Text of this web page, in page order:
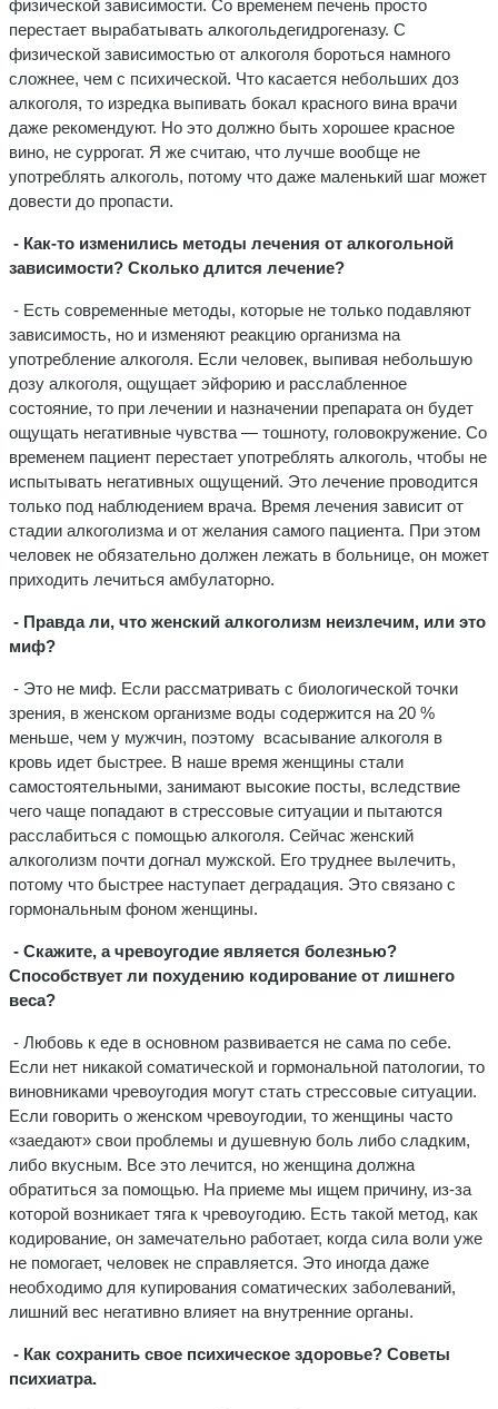
физической зависимости. Со временем печень просто
перестает вырабатывать алкогольдегидрогеназу. С
физической зависимостью от алкоголя бороться намного
сложнее, чем с психической. Что касается небольших доз
алкоголя, то изредка выпивать бокал красного вина врачи
даже рекомендуют. Но это должно быть хорошее красное
вино, не суррогат. Я же считаю, что лучше вообще не
употреблять алкоголь, потому что даже маленький шаг может
довести до пропасти.
- Как-то изменились методы лечения от алкогольной
зависимости? Сколько длится лечение?
- Есть современные методы, которые не только подавляют
зависимость, но и изменяют реакцию организма на
употребление алкоголя. Если человек, выпивая небольшую
дозу алкоголя, ощущает эйфорию и расслабленное
состояние, то при лечении и назначении препарата он будет
ощущать негативные чувства — тошноту, головокружение. Со
временем пациент перестает употреблять алкоголь, чтобы не
испытывать негативных ощущений. Это лечение проводится
только под наблюдением врача. Время лечения зависит от
стадии алкоголизма и от желания самого пациента. При этом
человек не обязательно должен лежать в больнице, он может
приходить лечиться амбулаторно.
- Правда ли, что женский алкоголизм неизлечим, или это
миф?
- Это не миф. Если рассматривать с биологической точки
зрения, в женском организме воды содержится на 20 %
меньше, чем у мужчин, поэтому всасывание алкоголя в
кровь идет быстрее. В наше время женщины стали
самостоятельными, занимают высокие посты, вследствие
чего чаще попадают в стрессовые ситуации и пытаются
расслабиться с помощью алкоголя. Сейчас женский
алкоголизм почти догнал мужской. Его труднее вылечить,
потому что быстрее наступает деградация. Это связано с
гормональным фоном женщины.
- Скажите, а чревоугодие является болезнью?
Способствует ли похудению кодирование от лишнего
веса?
- Любовь к еде в основном развивается не сама по себе.
Если нет никакой соматической и гормональной патологии, то
виновниками чревоугодия могут стать стрессовые ситуации.
Если говорить о женском чревоугодии, то женщины часто
«заедают» свои проблемы и душевную боль либо сладким,
либо вкусным. Все это лечится, но женщина должна
обратиться за помощью. На приеме мы ищем причину, из-за
которой возникает тяга к чревоугодию. Есть такой метод, как
кодирование, он замечательно работает, когда сила воли уже
не помогает, человек не справляется. Это иногда даже
необходимо для купирования соматических заболеваний,
лишний вес негативно влияет на внутренние органы.
- Как сохранить свое психическое здоровье? Советы
психиатра.